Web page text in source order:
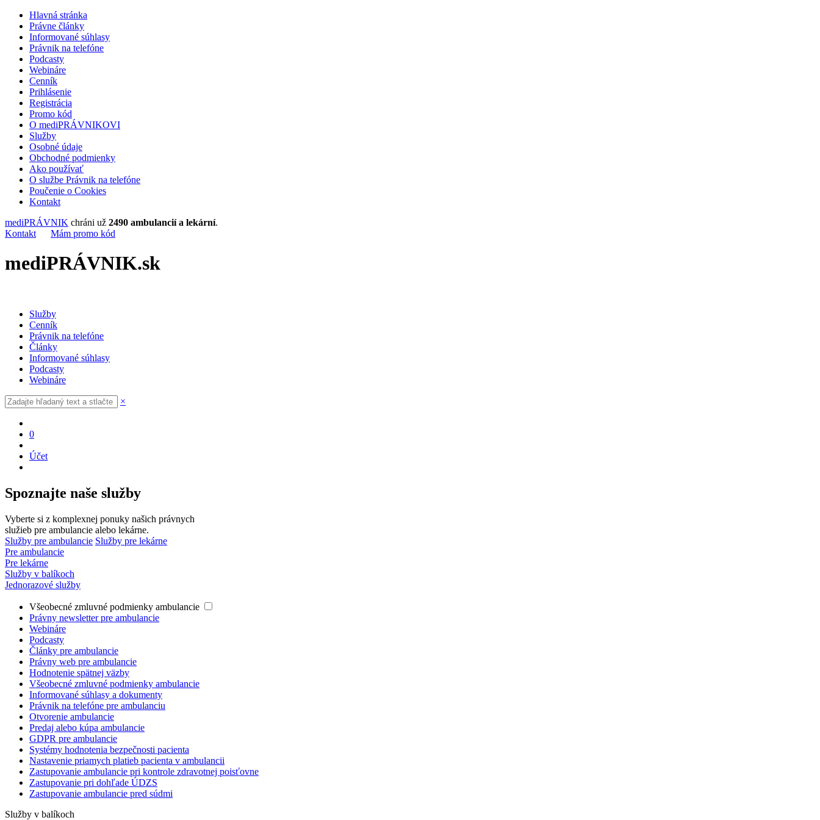
Hlavná stránka
Právne články
Informované súhlasy
Právnik na telefóne
Podcasty
Webináre
Cenník
Prihlásenie
Registrácia
Promo kód
O mediPRÁVNIKOVI
Služby
Osobné údaje
Obchodné podmienky
Ako používať
O službe Právnik na telefóne
Poučenie o Cookies
Kontakt
mediPRÁVNIK chráni už 2490 ambulancií a lekární.
Kontakt
Mám promo kód
mediPRÁVNIK.sk
Služby
Cenník
Právnik na telefóne
Články
Informované súhlasy
Podcasty
Webináre
×
0
Účet
Spoznajte naše služby
Vyberte si z komplexnej ponuky našich právnych
služieb pre ambulancie alebo lekárne.
Služby pre ambulancie Služby pre lekárne
Pre ambulancie
Pre lekárne
Služby v balíkoch
Jednorazové služby
Všeobecné zmluvné podmienky ambulancie
Právny newsletter pre ambulancie
Webináre
Podcasty
Články pre ambulancie
Právny web pre ambulancie
Hodnotenie spätnej väzby
Všeobecné zmluvné podmienky ambulancie
Informované súhlasy a dokumenty
Právnik na telefóne pre ambulanciu
Otvorenie ambulancie
Predaj alebo kúpa ambulancie
GDPR pre ambulancie
Systémy hodnotenia bezpečnosti pacienta
Nastavenie priamych platieb pacienta v ambulancii
Zastupovanie ambulancie pri kontrole zdravotnej poisťovne
Zastupovanie pri dohľade ÚDZS
Zastupovanie ambulancie pred súdmi
Služby v balíkoch